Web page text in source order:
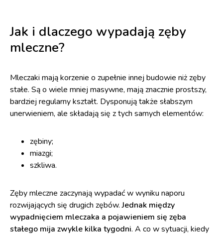
Jak i dlaczego wypadają zęby
mleczne?
Mleczaki mają korzenie o zupełnie innej budowie niż zęby
stałe. Są o wiele mniej masywne, mają znacznie prostszy,
bardziej regularny kształt. Dysponują także słabszym
unerwieniem, ale składają się z tych samych elementów:
zębiny;
miazgi;
szkliwa.
Zęby mleczne zaczynają wypadać w wyniku naporu
rozwijających się drugich zębów.Jednak między
wypadnięciem mleczaka a pojawieniem się zęba
stałego mija zwykle kilka tygodni. A co w sytuacji, kiedy